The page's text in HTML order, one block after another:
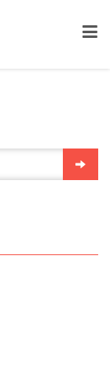
追加しまし